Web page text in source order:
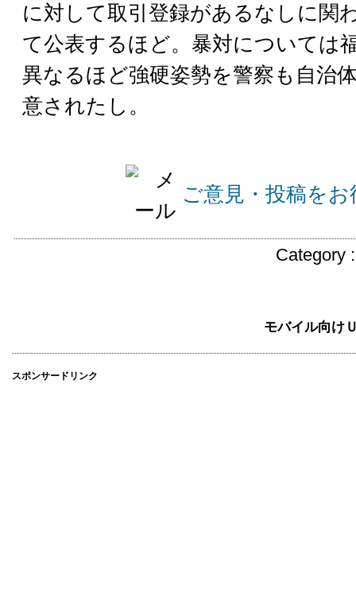
に対して取引登録があるなしに関
て公表するほど。暴対については
異なるほど強硬姿勢を警察も自治
意されたし。
ご意見・投稿を
Category
モバイル向け
スポンサードリンク